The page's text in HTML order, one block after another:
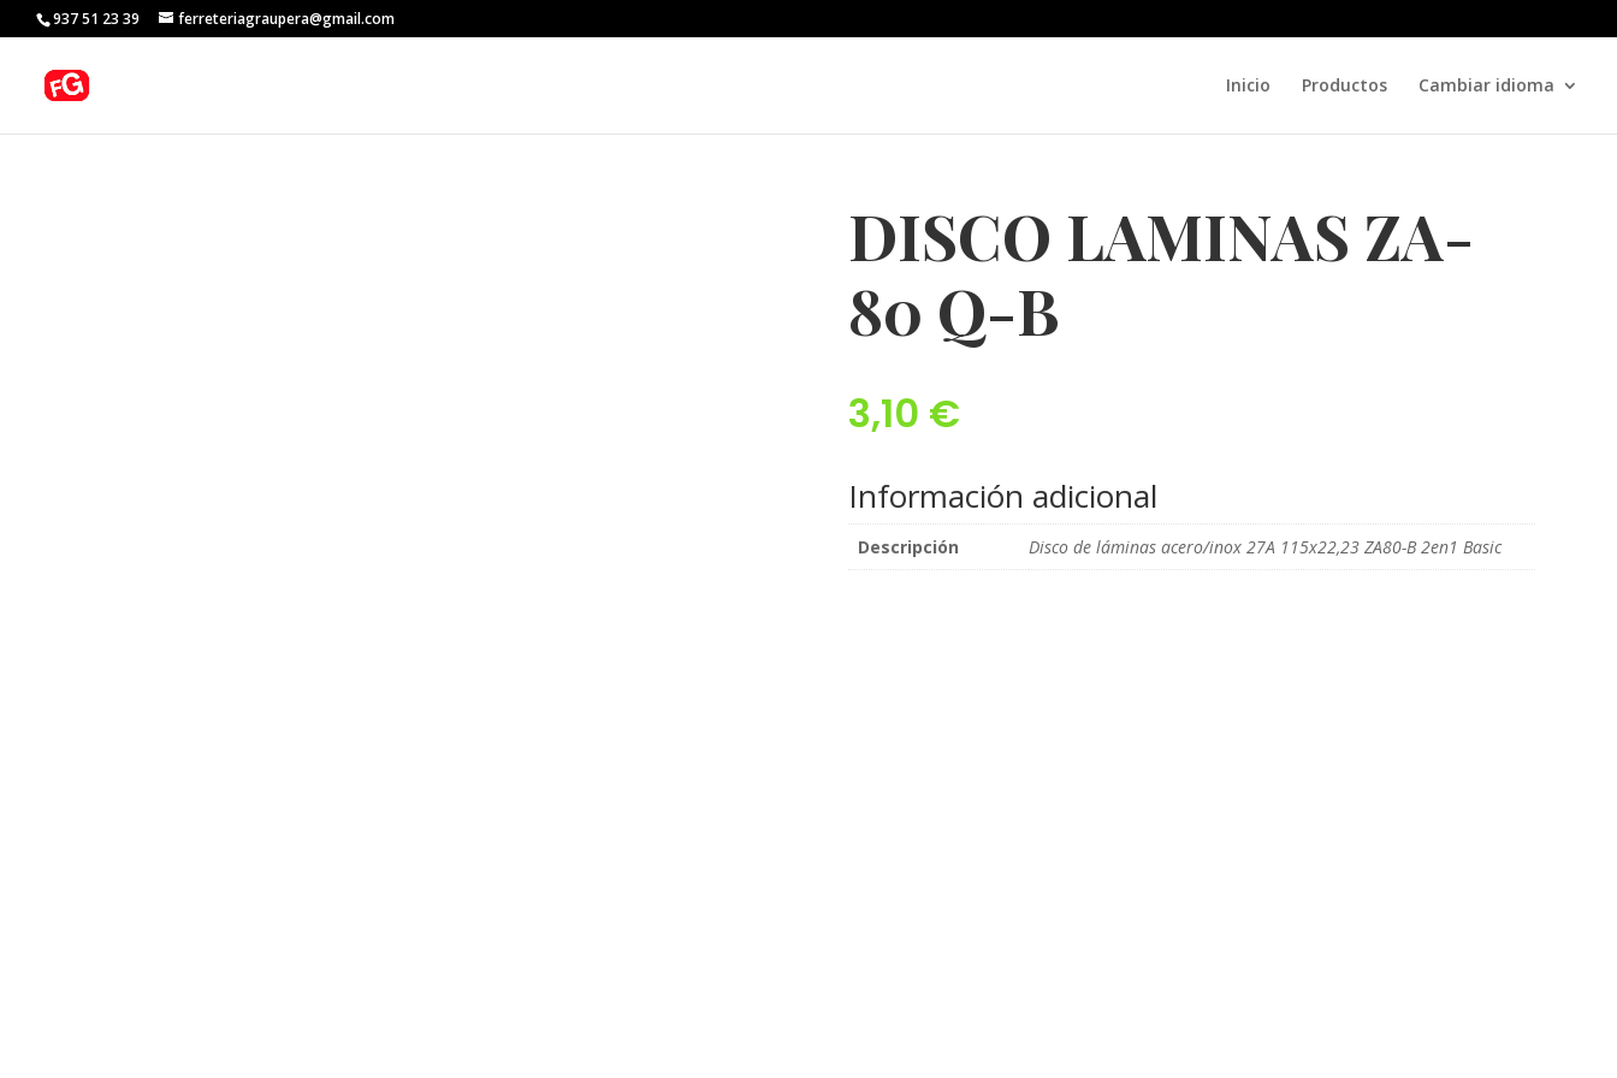
937 51 23 39 ferreteriagraupera@gmail.com
Inicio Productos Cambiar idioma
DISCO LAMINAS ZA-
80 Q-B
3,10 €
Información adicional
Descripción Disco de láminas acero/inox 27A 115x22,23 ZA80-B 2en1 Basic